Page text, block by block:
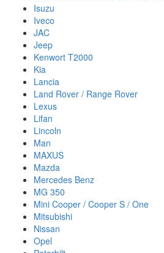
Isuzu
Iveco
JAC
Jeep
Kenwort T2000
Kia
Lancia
Land Rover / Range Rover
Lexus
Lifan
Lincoln
Man
MAXUS
Mazda
Mercedes Benz
MG 350
Mini Cooper / Cooper S / One
Mitsubishi
Nissan
Opel